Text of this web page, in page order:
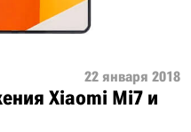
22 января 2018
Xiaomi Mi7 и